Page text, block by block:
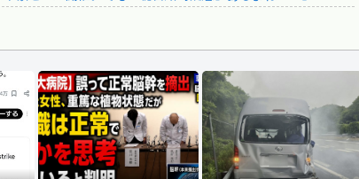
Powered by livedoor 相互RSS